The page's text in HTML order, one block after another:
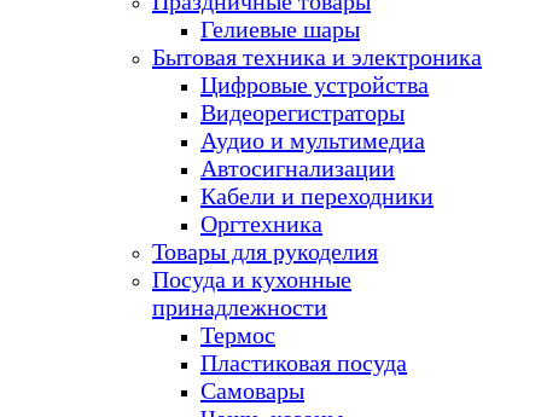
Гелиевые шары
Бытовая техника и электроника
Цифровые устройства
Видеорегистраторы
Аудио и мультимедиа
Автосигнализации
Кабели и переходники
Оргтехника
Товары для рукоделия
Посуда и кухонные
принадлежности
Термос
Пластиковая посуда
Самовары